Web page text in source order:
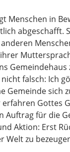
Menschen in
abgeschafft.
falsch: Ich
Gemeinde
Gottes
Auftrag für die
Aktion: Erst
Welt zu